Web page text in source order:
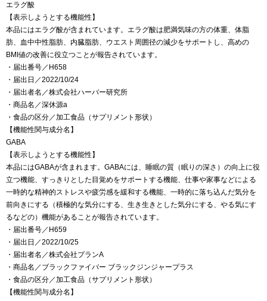
エラグ酸
【表示しようとする機能性】
本品にはエラグ酸が含まれています。エラグ酸は肥満気味の方の体重、体脂
肪、血中中性脂肪、内臓脂肪、ウエスト周囲径の減少をサポートし、高めの
BMI値の改善に役立つことが報告されています。
・届出番号／H658
・届出日／2022/10/24
・届出者名／株式会社ハーバー研究所
・商品名／深休源a
・食品の区分／加工食品（サプリメント形状）
【機能性関与成分名】
GABA
【表示しようとする機能性】
本品にはGABAが含まれます。GABAには、睡眠の質（眠りの深さ）の向上に役
立つ機能、すっきりとした目覚めをサポートする機能、仕事や家事などによる
一時的な精神的ストレスや疲労感を緩和する機能、一時的に落ち込んだ気分を
前向きにする（積極的な気分にする、生き生きとした気分にする、やる気にす
るなどの）機能があることが報告されています。
・届出番号／H659
・届出日／2022/10/25
・届出者名／株式会社プランA
・商品名／ブラックファイバー ブラックジンジャープラス
・食品の区分／加工食品（サプリメント形状）
【機能性関与成分名】